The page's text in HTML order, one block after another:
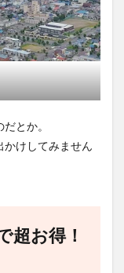
とか。
かけしてみません
超お得！